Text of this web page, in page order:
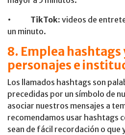
• TikTok: videos de
un minuto.
8. Emplea hashtags
personajes e
Los llamados hashtags son
precedidas por un símbolo de
asociar nuestros mensajes a
recomendamos usar hashtags
sean de fácil recordación o que